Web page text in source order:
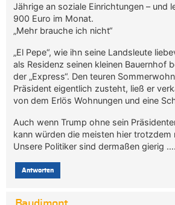
Jährige an soziale Einrichtungen – und
900 Euro im Monat.
„Mehr brauche ich nicht“
„El Pepe“, wie ihn seine Landsleute
als Residenz seinen kleinen Bauernhof
der „Express“. Den teuren
Präsident eigentlich zusteht, ließ er
von dem Erlös Wohnungen und eine
Auch wenn Trump ohne sein
kann würden die meisten hier trotzdem
Unsere Politiker sind dermaßen gierig ….
Antworten